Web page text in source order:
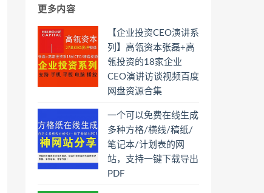
更多内容
【企业投资CEO演讲系
列】高瓴资本张磊+高
瓴投资的18家企业
CEO演讲访谈视频百度
网盘资源合集
一个可以免费在线生成
多种方格/横线/稿纸/
笔记本/计划表的网
站，支持一键下载导出
PDF